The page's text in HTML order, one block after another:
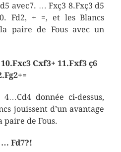
avec7. … Fxç3 8.Fxç3 d5
Fd2, + =, et les Blancs
paire de Fous avec un
Cxf3+ 11.Fxf3 ç6
donnée ci-dessus,
jouissent d’un avantage
paire de Fous.
… Fd7?!